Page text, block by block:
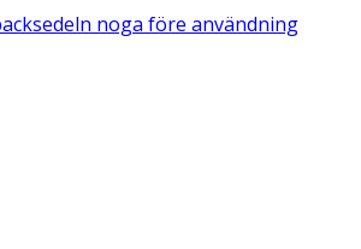
noga före användning